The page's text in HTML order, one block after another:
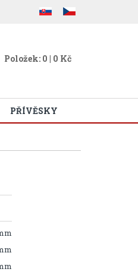
Položek: 0 | 0 Kč
PŘÍVĚSKY